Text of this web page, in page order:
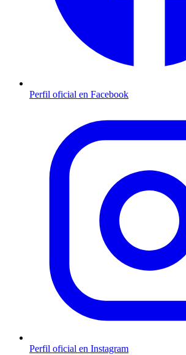
Perfil oficial en Facebook
Perfil oficial en Instagram